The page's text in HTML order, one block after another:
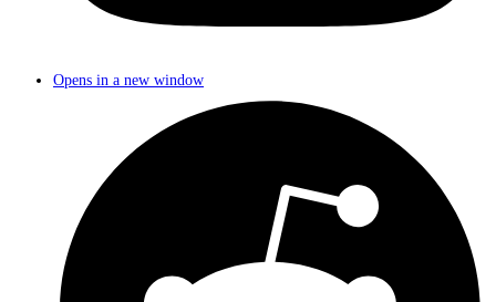
Opens in a new window